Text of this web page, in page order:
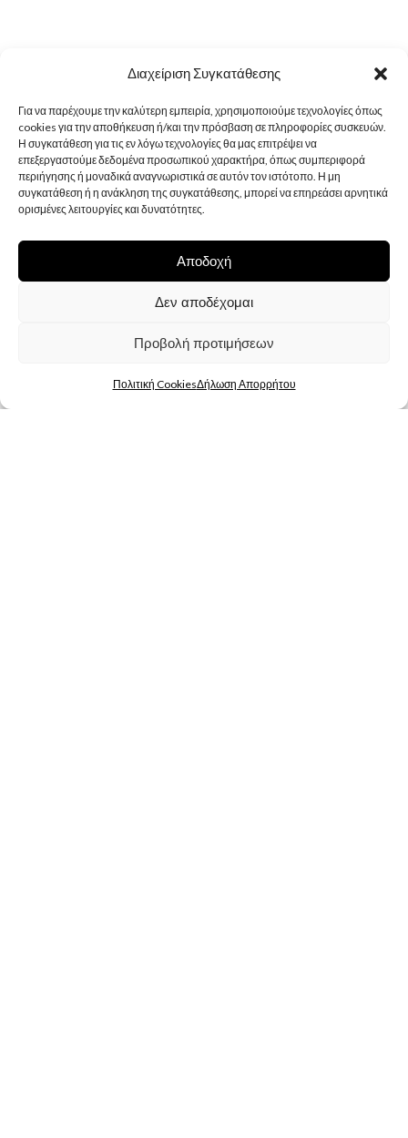
Διαχείριση Συγκατάθεσης
Για να παρέχουμε την καλύτερη εμπειρία, χρησιμοποιούμε τεχνολογίες όπως
cookies για την αποθήκευση ή/και την πρόσβαση σε πληροφορίες συσκευών.
Η συγκατάθεση για τις εν λόγω τεχνολογίες θα μας επιτρέψει να
επεξεργαστούμε δεδομένα προσωπικού χαρακτήρα, όπως συμπεριφορά
περιήγησης ή μοναδικά αναγνωριστικά σε αυτόν τον ιστότοπο. Η μη
συγκατάθεση ή η ανάκληση της συγκατάθεσης, μπορεί να επηρεάσει αρνητικά
ορισμένες λειτουργίες και δυνατότητες.
Αποδοχή
Δεν αποδέχομαι
Προβολή προτιμήσεων
Πολιτική CookiesΔήλωση Απορρήτου